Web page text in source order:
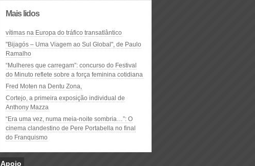
Mais lidos
vítimas na Europa do tráfico transatlântico
"Bijagós – Uma Viagem ao Sul Global", de Paulo
Ramalho
“Mulheres que carregam”: concurso do Festival
do Minuto reflete sobre a força feminina cotidiana
Fred Moten na Dentu Zona,
Cortejo, a primeira exposição individual de
Anthony Mazza
“Era uma vez, numa meia-noite sombria…”: O
cinema clandestino de Pere Portabella no final
do Franquismo
Apoio